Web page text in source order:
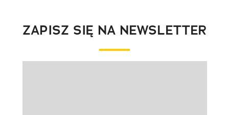
ZAPISZ SIĘ NA NEWSLETTER